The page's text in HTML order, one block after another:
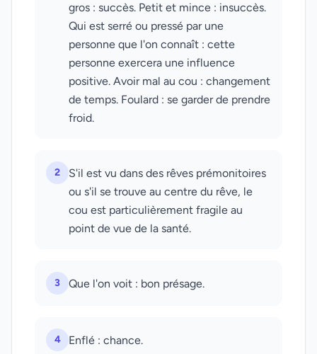
gros : succès. Petit et mince : insuccès.
Qui est serré ou pressé par une
personne que l'on connaît : cette
personne exercera une influence
positive. Avoir mal au cou : changement
de temps. Foulard : se garder de prendre
froid.
2
S'il est vu dans des rêves prémonitoires
ou s'il se trouve au centre du rêve, le
cou est particulièrement fragile au
point de vue de la santé.
3 Que l'on voit : bon présage.
4 Enflé : chance.